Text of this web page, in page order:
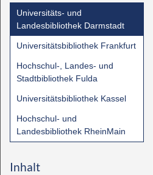
Universitäts- und
Landesbibliothek Darmstadt
Universitätsbibliothek Frankfurt
Hochschul-, Landes- und
Stadtbibliothek Fulda
Universitätsbibliothek Kassel
Hochschul- und
Landesbibliothek RheinMain
Inhalt